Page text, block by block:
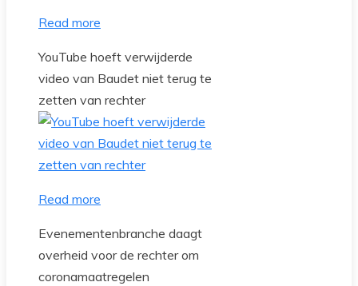
Read more
YouTube hoeft verwijderde
video van Baudet niet terug te
zetten van rechter
Read more
Evenementenbranche daagt
overheid voor de rechter om
coronamaatregelen